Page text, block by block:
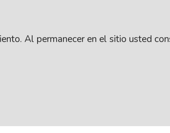
Al permanecer en el sitio usted